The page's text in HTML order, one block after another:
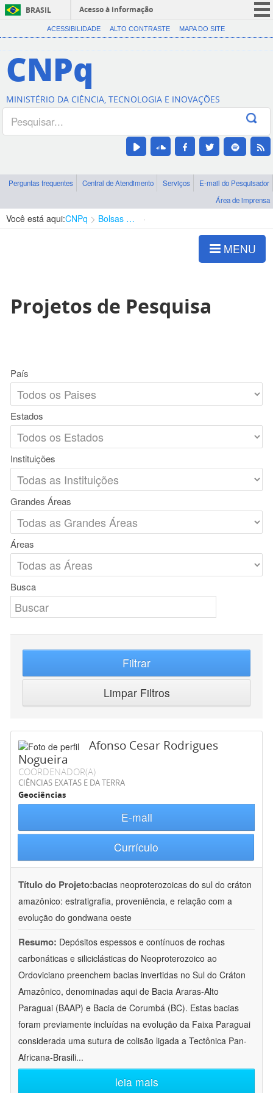
BRASIL
Acesso à informação
CORONAVÍRUS (COVID-19)
Canais
ACESSIBILIDADE ALTO CONTRASTE MAPA DO SITE
CNPq
MINISTÉRIO DA CIÊNCIA, TECNOLOGIA E INOVAÇÕES
Perguntas frequentes Central de Atendimento Serviços
E-mail do Pesquisador
Área de imprensa
Você está aqui:CNPq Bolsas e Auxílios Vigentes
MENU
Projetos de Pesquisa
País
Estados
Instituições
Grandes Áreas
Áreas
Busca
Filtrar
Limpar Filtros
Afonso Cesar Rodrigues
Nogueira
COORDENADOR(A)
CIÊNCIAS EXATAS E DA TERRA
Geociências
E-mail
Currículo
Título do Projeto:bacias neoproterozoicas do sul do cráton
amazônico: estratigrafia, proveniência, e relação com a
evolução do gondwana oeste
Resumo: Depósitos espessos e contínuos de rochas
carbonáticas e siliciclásticas do Neoproterozoico ao
Ordoviciano preenchem bacias invertidas no Sul do Cráton
Amazônico, denominadas aqui de Bacia Araras-Alto
Paraguai (BAAP) e Bacia de Corumbá (BC). Estas bacias
foram previamente incluídas na evolução da Faixa Paraguai
considerada uma sutura de colisão ligada a Tectônica Pan-
Africana-Brasili...
leia mais